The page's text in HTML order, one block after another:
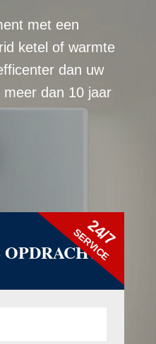
met een
ketel of warmte
dan uw
meer dan 10 jaar
24/7
SERVICE